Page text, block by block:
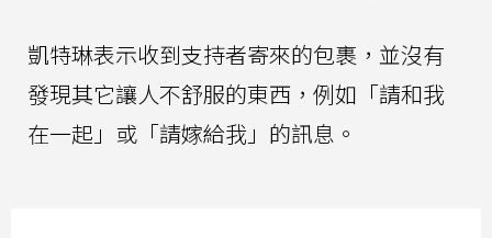
凱特琳表示收到支持者寄來的包裹，並沒有
發現其它讓人不舒服的東西，例如「請和我
在一起」或「請嫁給我」的訊息。